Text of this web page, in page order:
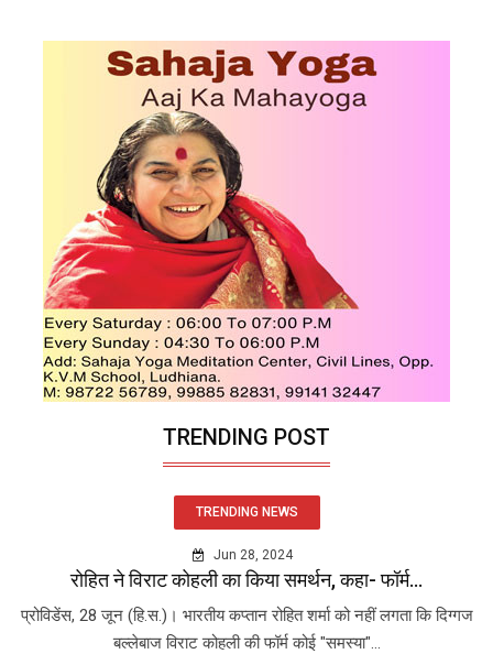
TRENDING POST
TRENDING NEWS
Jun 28, 2024
रोहित ने विराट कोहली का किया समर्थन, कहा- फॉर्म...
प्रोविडेंस, 28 जून (हि.स.)। भारतीय कप्तान रोहित शर्मा को नहीं लगता कि दिग्गज
बल्लेबाज विराट कोहली की फॉर्म कोई "समस्या"...